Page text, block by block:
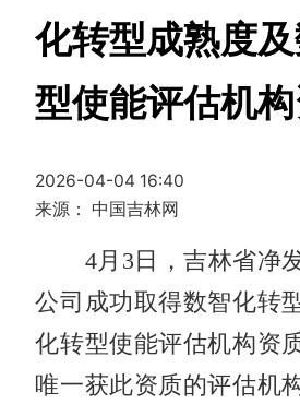
化转型成熟度
型使能评估机
2026-04-04 16:40
来源： 中国吉林网
4月3日，吉林省净发
公司成功取得数智化转
化转型使能评估机构资
唯一获此资质的评估机